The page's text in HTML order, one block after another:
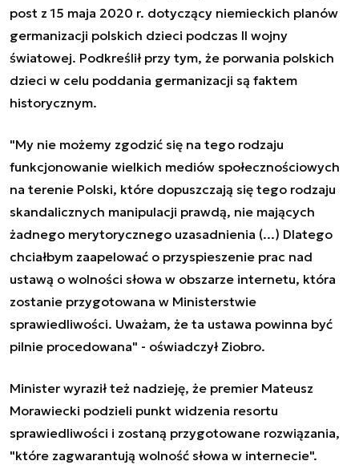
post z 15 maja 2020 r. dotyczący niemieckich planów
germanizacji polskich dzieci podczas II wojny
światowej. Podkreślił przy tym, że porwania polskich
dzieci w celu poddania germanizacji są faktem
historycznym.
"My nie możemy zgodzić się na tego rodzaju
funkcjonowanie wielkich mediów społecznościowych
na terenie Polski, które dopuszczają się tego rodzaju
skandalicznych manipulacji prawdą, nie mających
żadnego merytorycznego uzasadnienia (...) Dlatego
chciałbym zaapelować o przyspieszenie prac nad
ustawą o wolności słowa w obszarze internetu, która
zostanie przygotowana w Ministerstwie
sprawiedliwości. Uważam, że ta ustawa powinna być
pilnie procedowana" - oświadczył Ziobro.
Minister wyraził też nadzieję, że premier Mateusz
Morawiecki podzieli punkt widzenia resortu
sprawiedliwości i zostaną przygotowane rozwiązania,
"które zagwarantują wolność słowa w internecie".